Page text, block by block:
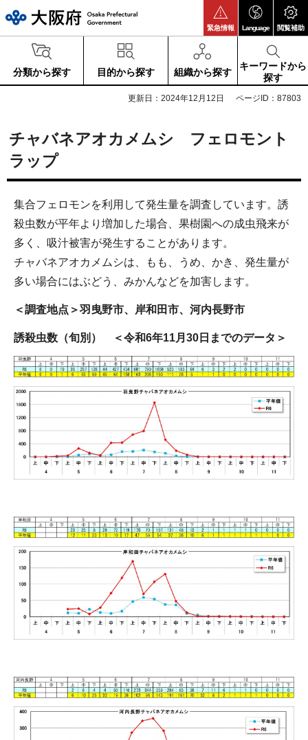
緊急情報 Language 閲覧補助
分類から探す 目的から探す 組織から探す
キーワードから
探す
更新日：2024年12月12日 ページID：87803
チャバネアオカメムシ フェロモント
ラップ
集合フェロモンを利用して発生量を調査しています。誘
殺虫数が平年より増加した場合、果樹園への成虫飛来が
多く、吸汁被害が発生することがあります。
チャバネアオカメムシは、もも、うめ、かき、発生量が
多い場合にはぶどう、みかんなどを加害します。
＜調査地点＞羽曳野市、岸和田市、河内長野市
誘殺虫数（旬別） ＜令和6年11月30日までのデータ＞